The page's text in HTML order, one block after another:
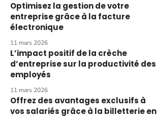
Optimisez la gestion de votre
entreprise grâce à la facture
électronique
11 mars 2026
L’impact positif de la crèche
d’entreprise sur la productivité des
employés
11 mars 2026
Offrez des avantages exclusifs à
vos salariés grâce à la billetterie en